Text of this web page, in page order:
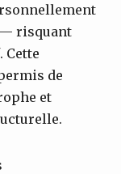
— risquant
Cette
de
et